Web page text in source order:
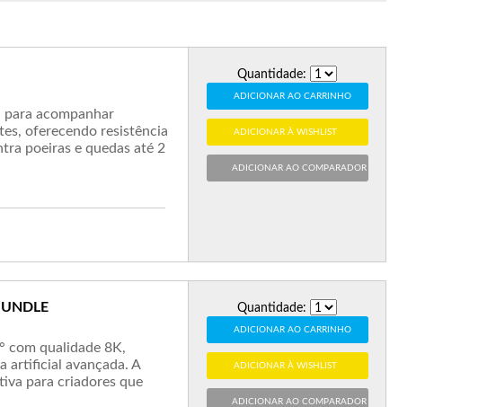
Quantidade:
ADICIONAR AO CARRINHO
ADICIONAR À WISHLIST
ADICIONAR AO COMPARADOR
acompanhar
oferecendo resistência
poeiras e quedas até 2
Quantidade:
ADICIONAR AO CARRINHO
ADICIONAR À WISHLIST
ADICIONAR AO COMPARADOR
com qualidade 8K,
artificial avançada. A
para criadores que